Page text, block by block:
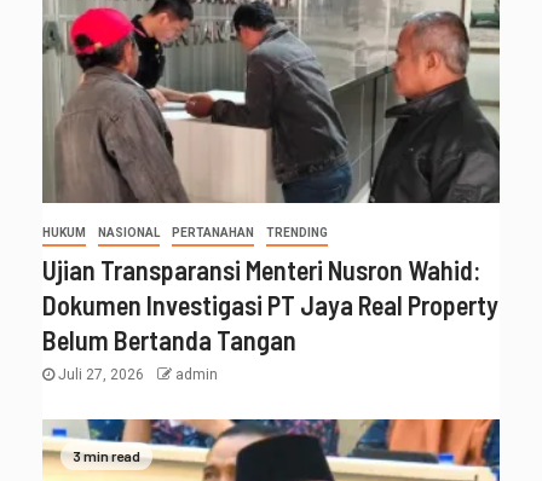
HUKUM NASIONAL PERTANAHAN TRENDING
Ujian Transparansi Menteri Nusron Wahid:
Dokumen Investigasi PT Jaya Real Property
Belum Bertanda Tangan
Juli 27, 2026 admin
3 min read